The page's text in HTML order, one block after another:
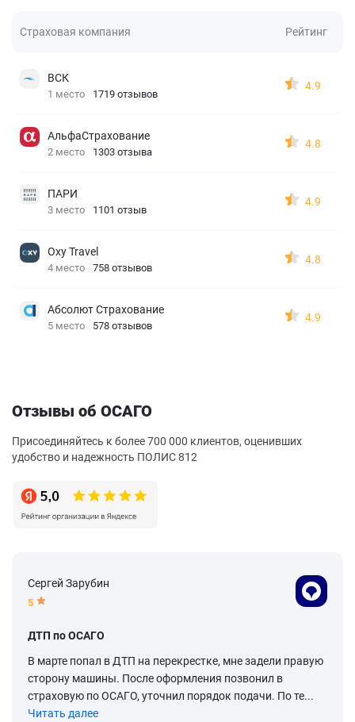
Страховая компания Рейтинг
ВСК
1 место 1719 отзывов
4.9
АльфаСтрахование
2 место 1303 отзыва
4.8
ПАРИ
3 место 1101 отзыв
4.9
Oxy Travel
4 место 758 отзывов
4.8
Абсолют Страхование
5 место 578 отзывов
4.9
Отзывы об ОСАГО
Присоединяйтесь к более 700 000 клиентов, оценивших
удобство и надежность ПОЛИС 812
Сергей Зарубин
5
ДТП по ОСАГО
В марте попал в ДТП на перекрестке, мне задели правую
сторону машины. После оформления позвонил в
страховую по ОСАГО, уточнил порядок подачи. По те...
Читать далее